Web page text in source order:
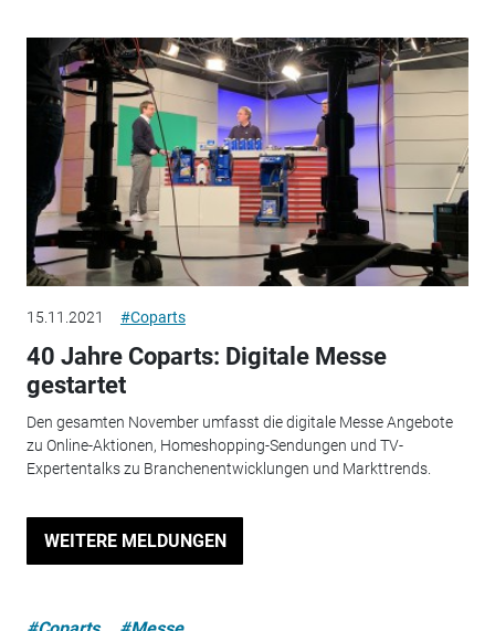
15.11.2021 #Coparts
40 Jahre Coparts: Digitale Messe
gestartet
Den gesamten November umfasst die digitale Messe Angebote
zu Online-Aktionen, Homeshopping-Sendungen und TV-
Expertentalks zu Branchenentwicklungen und Markttrends.
WEITERE MELDUNGEN